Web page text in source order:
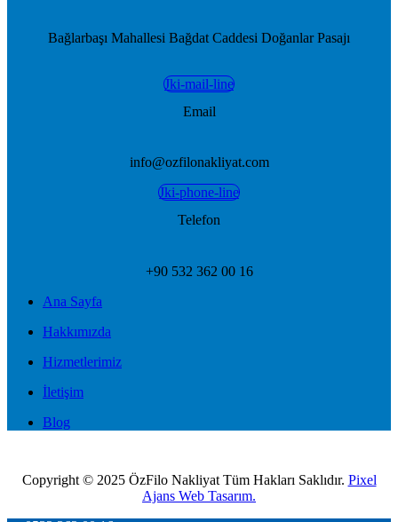
Bağlarbaşı Mahallesi Bağdat Caddesi Doğanlar Pasajı
Jki-mail-line
Email
info@ozfilonakliyat.com
Jki-phone-line
Telefon
+90 532 362 00 16
Ana Sayfa
Hakkımızda
Hizmetlerimiz
İletişim
Blog
Copyright © 2025 ÖzFilo Nakliyat Tüm Hakları Saklıdır. Pixel
Ajans Web Tasarım.